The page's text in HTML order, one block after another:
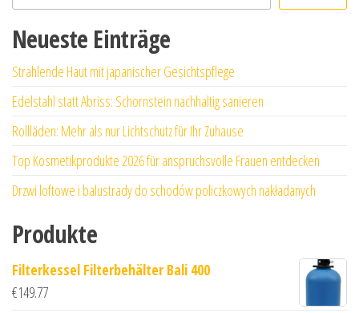
Neueste Einträge
Strahlende Haut mit japanischer Gesichtspflege
Edelstahl statt Abriss: Schornstein nachhaltig sanieren
Rollläden: Mehr als nur Lichtschutz für Ihr Zuhause
Top Kosmetikprodukte 2026 für anspruchsvolle Frauen entdecken
Drzwi loftowe i balustrady do schodów policzkowych nakładanych
Produkte
Filterkessel Filterbehälter Bali 400
€149.77